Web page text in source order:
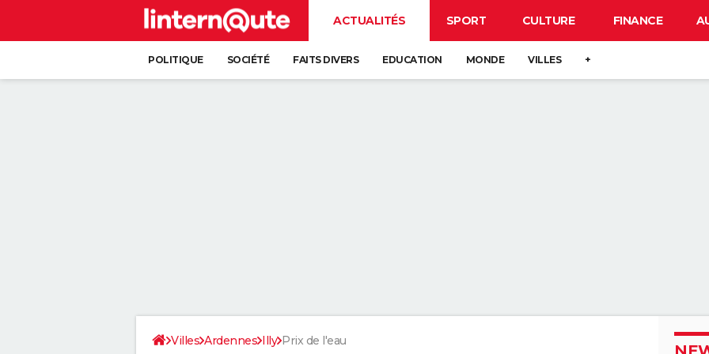
ACTUALITÉS SPORT CULTURE FINANCE
POLITIQUE SOCIÉTÉ FAITS DIVERS EDUCATION MONDE VILLES +
Villes Ardennes Illy Prix de l'eau